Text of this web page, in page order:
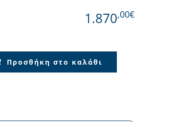
1.870,00€
Προσθήκη στο καλάθι